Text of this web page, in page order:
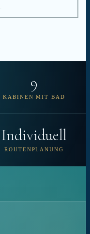
9
KABINEN MIT BAD
Individuell
ROUTENPLANUNG